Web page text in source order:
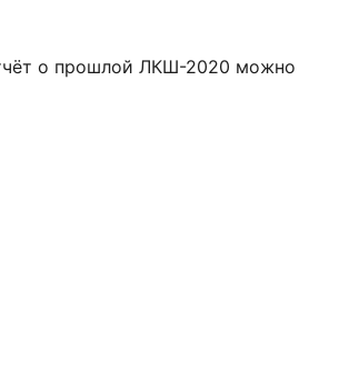
о прошлой ЛКШ-2020 можно